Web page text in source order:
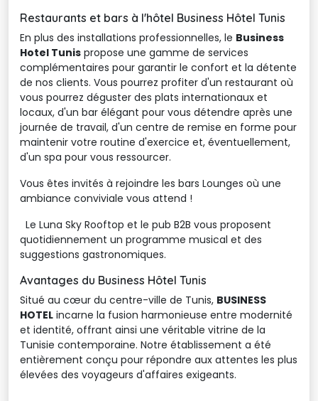
Restaurants et bars à l'hôtel Business Hôtel Tunis
En plus des installations professionnelles, le Business
Hotel Tunis propose une gamme de services
complémentaires pour garantir le confort et la détente
de nos clients. Vous pourrez profiter d'un restaurant où
vous pourrez déguster des plats internationaux et
locaux, d'un bar élégant pour vous détendre après une
journée de travail, d'un centre de remise en forme pour
maintenir votre routine d'exercice et, éventuellement,
d'un spa pour vous ressourcer.
Vous êtes invités à rejoindre les bars Lounges où une
ambiance conviviale vous attend !
Le Luna Sky Rooftop et le pub B2B vous proposent
quotidiennement un programme musical et des
suggestions gastronomiques.
Avantages du Business Hôtel Tunis
Situé au cœur du centre-ville de Tunis, BUSINESS
HOTEL incarne la fusion harmonieuse entre modernité
et identité, offrant ainsi une véritable vitrine de la
Tunisie contemporaine. Notre établissement a été
entièrement conçu pour répondre aux attentes les plus
élevées des voyageurs d'affaires exigeants.